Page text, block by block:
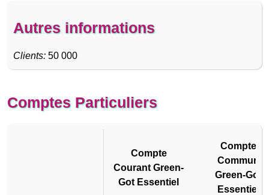
Autres informations
Clients: 50 000
Comptes Particuliers
Compte
Courant Green-
Got Essentiel
Compte
Commun
Green-Got
Essentiel